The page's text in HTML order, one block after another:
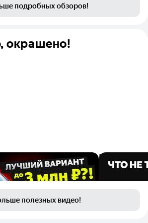
подробных обзоров!
окрашено!
2,5 миллиона
брать?
Pro Max
Tiggo 7
полезных видео!